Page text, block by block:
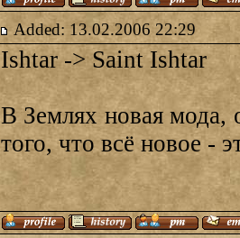
Added: 13.02.2006 22:29
Ishtar -> Saint Ishtar
В Землях новая мода,
того, что всё новое -